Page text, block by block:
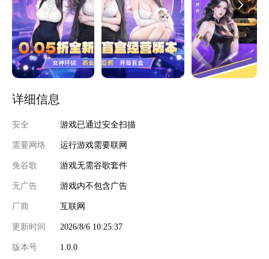
详细信息
安全 游戏已通过安全扫描
需要网络 运行游戏需要联网
免谷歌 游戏无需谷歌套件
无广告 游戏内不包含广告
厂商 互联网
更新时间 2026/8/6 10:25:37
版本号 1.0.0